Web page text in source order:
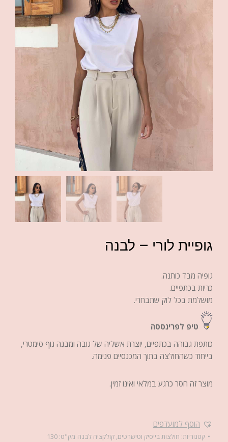
גופיית לורי – לבנה
גופיה מבד כותנה.
כריות בכתפיים.
מושלמת בכל לוק שתבחרי.
טיפ לפרינססה
כותפת גבוהה בכתפיים, יוצרת אשליה של גובה ומבנה גוף סימטרי,
בייחוד כשהחולצה בתוך המכנסיים פנימה.
מוצר זה חסר כרגע במלאי ואינו זמין.
הוסף למועדפים
קטגוריות: חולצות בייסיק וטישרטים, קולקציה לבנה מק"ט: 130